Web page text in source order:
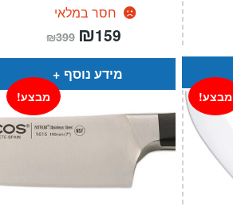
חסר במלאי
₪399 המחיר
המקורי
היה:
₪399.
₪159
הוא:
מידע נוסף
מבצע! מבצע!